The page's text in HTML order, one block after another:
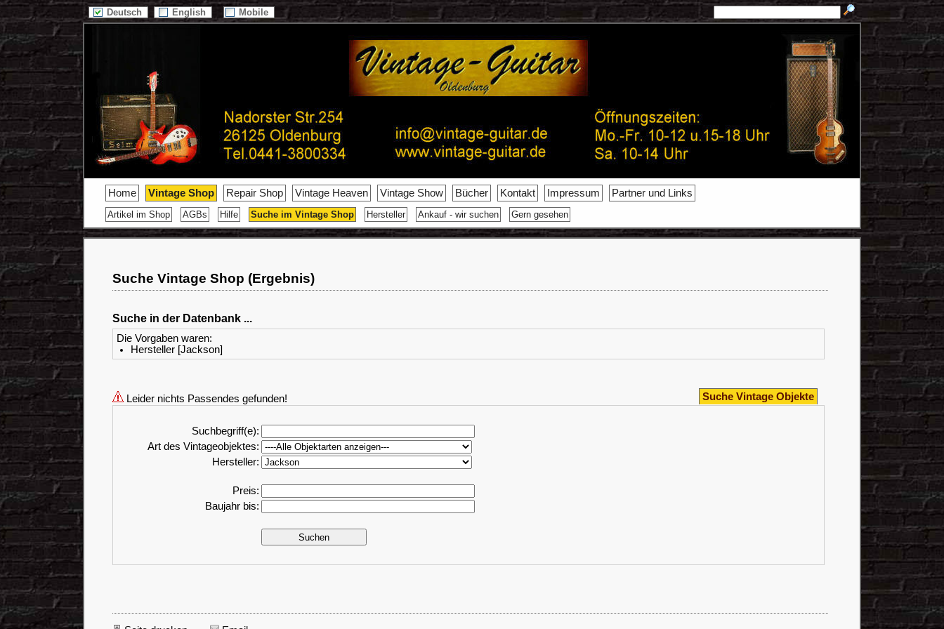
Deutsch English Mobile
Home Vintage Shop Repair Shop Vintage Heaven Vintage Show Bücher Kontakt Impressum Partner und Links
Artikel im Shop AGBs Hilfe Suche im Vintage Shop Hersteller Ankauf - wir suchen Gern gesehen
Suche Vintage Shop (Ergebnis)
Suche in der Datenbank ...
Die Vorgaben waren:
Hersteller [Jackson]
Leider nichts Passendes gefunden! Suche Vintage Objekte
Suchbegriff(e):
Art des Vintageobjektes:
Hersteller:
Preis:
Baujahr bis: